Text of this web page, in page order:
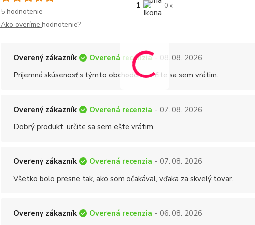
5 hodnotenie
1 0 x
Ako overíme hodnotenie?
Overený zákazník Overená recenzia - 08. 08. 2026
Príjemná skúsenosť s týmto obchodom, určite sa sem vrátim.
Overený zákazník Overená recenzia - 07. 08. 2026
Dobrý produkt, určite sa sem ešte vrátim.
Overený zákazník Overená recenzia - 07. 08. 2026
Všetko bolo presne tak, ako som očakával, vďaka za skvelý tovar.
Overený zákazník Overená recenzia - 06. 08. 2026